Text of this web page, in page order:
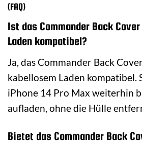
(FAQ)
Ist das Commander Back
Laden kompatibel?
Ja, das Commander Back
kabellosem Laden kompatibel.
iPhone 14 Pro Max weiterhin
aufladen, ohne die Hülle
Bietet das Commander Back